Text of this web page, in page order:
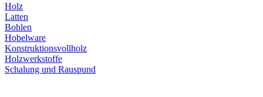
Holz
Latten
Bohlen
Hobelware
Konstruktionsvollholz
Holzwerkstoffe
Schalung und Rauspund